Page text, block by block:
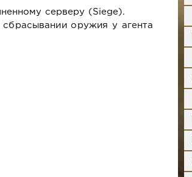
серверу (Siege).
оружия у агента